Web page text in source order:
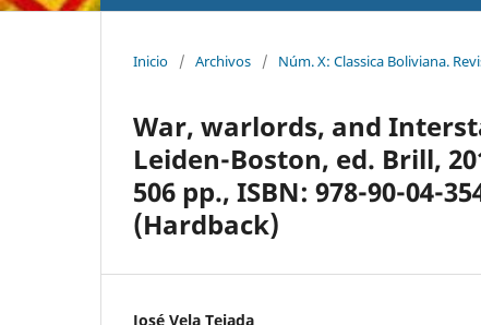
Inicio / Archivos / Núm. X: Classica Boliviana.
War, warlords, and
Leiden-Boston, ed. Brill,
506 pp., ISBN: 978-90-04-
(Hardback)
José Vela Tejada